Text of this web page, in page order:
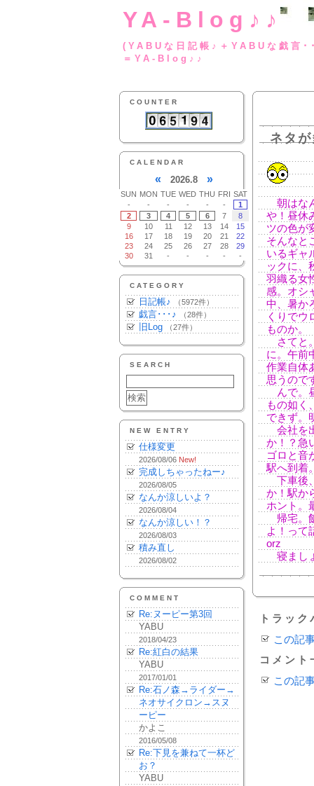
YA-Blog♪♪
(YABUな日記帳♪
＝YA-Blog♪♪
COUNTER
CALENDAR
« 2026.8 »
SUN MON TUE WED THU FRI SAT
-
- - - - -
1
2
3 4 5 6 7
8
9
10 11 12 13 14
15
16
17 18 19 20 21
22
23
24 25 26 27 28
29
30
31 - - - - -
CATEGORY
日記帳♪ （5972件）
戯言･･･♪ （28件）
旧Log （27件）
SEARCH
NEW ENTRY
仕様変更
2026/08/06 New!
完成しちゃったねー♪
2026/08/05
なんか涼しいよ？
2026/08/04
なんか涼しい！？
2026/08/03
積み直し
2026/08/02
COMMENT
Re:ヌーピー第3回
YABU
2018/04/23
Re:紅白の結果
YABU
2017/01/01
Re:石ノ森→ライダー→
ネオサイクロン→スヌ
ーピー
かよこ
2016/05/08
Re:下見を兼ねて一杯ど
お？
YABU
ネタ
朝はな
や！昼休
ツの色が
そんなと
いるギャ
ックに、
羽織る女
感。オシ
中、暑か
くりでウ
ものか。
さてと
に。午前
作業自体
思うので
んで。
もの如く
できず。
会社を
か！？急
ゴロと音
駅へ到着
下車後
か！駅か
ホント。
帰宅。
よ！って
orz
寝まし
トラッ
この記
コメント
この記